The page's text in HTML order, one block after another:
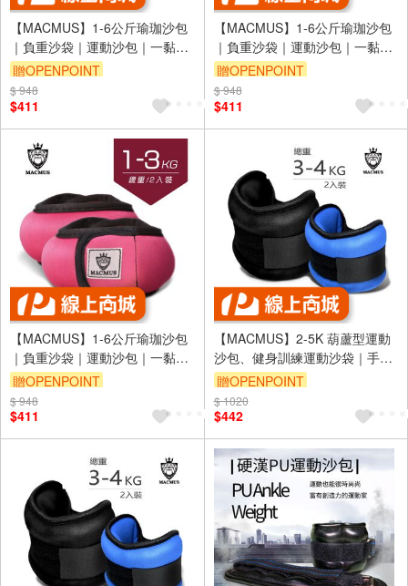
【MACMUS】1-6公斤瑜珈沙包
｜負重沙袋｜運動沙包｜一黏一
拉穿脫方便｜適合健身訓練、瑜
伽、復健可綁手、腳、腿(裸包出
貨)
贈OPENPOINT
$ 948
$411
【MACMUS】1-6公斤瑜珈沙包
｜負重沙袋｜運動沙包｜一黏一
拉穿脫方便｜適合健身訓練、瑜
伽、復健可綁手、腳、腿(裸包出
貨)
贈OPENPOINT
$ 948
$411
【MACMUS】1-6公斤瑜珈沙包
｜負重沙袋｜運動沙包｜一黏一
拉穿脫方便｜適合健身訓練、瑜
伽、復健可綁手、腳、腿(裸包出
貨)
贈OPENPOINT
$ 948
$411
【MACMUS】2-5K 葫蘆型運動
沙包、健身訓練運動沙袋｜手
腕、腳踝皆適用(裸包出貨)
贈OPENPOINT
$ 1020
$442